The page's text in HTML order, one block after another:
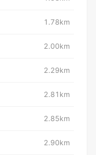
1.78km
2.00km
2.29km
2.81km
2.85km
2.90km